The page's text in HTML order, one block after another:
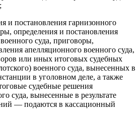
и постановления гарнизонного
определения и постановления
суда, приговоры,
апелляционного военного суда,
или иных итоговых судебных
военного суда, вынесенных в
в уголовном деле, а также
судебные решения
суда, вынесенные в результате
— подаются в кассационный